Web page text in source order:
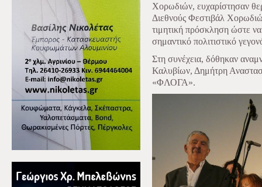
Χορωδιών, ευχαρίστησαν
Διεθνούς Φεστιβάλ
τιμητική πρόσκληση ώστε
σημαντικό πολιτιστικό
Στη συνέχεια, δόθηκαν
Καλυβίων, Δημήτρη
«ΦΛΟΓΑ».